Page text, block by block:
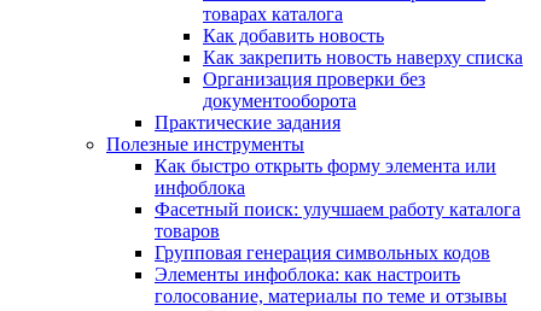
товарах каталога
Как добавить новость
Как закрепить новость наверху списка
Организация проверки без
документооборота
Практические задания
Полезные инструменты
Как быстро открыть форму элемента или
инфоблока
Фасетный поиск: улучшаем работу каталога
товаров
Групповая генерация символьных кодов
Элементы инфоблока: как настроить
голосование, материалы по теме и отзывы